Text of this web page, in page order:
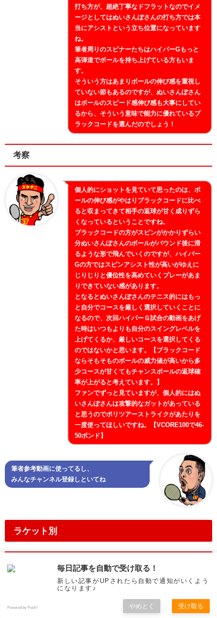
打ち方が、超絶丁寧なドフラットなのでイメ
ージとしてはぬいさんぽさんの打ち方では本
当にアシストという立ち位置になっています
ね。
筆者周りのスピナーたちはハイパーGもっと
高弾道でボールを持ち上げている方もいま
す。
そういう方はあまりボールの伸び感を重視し
ていない節もあるのですが、ぬいさんぽさん
はボールのスピード感伸び感も大事にしてい
るから、そういう意味で能力に優れているブ
ラックコードを選んだのでしょう！
考察
個人的にショットを見ていて思ったのは、ボ
ールの伸び感がやはりブラックコードに比べ
ると収まってきて相手の返球が甘く成りずら
くなっているということですね。
ブラックコードの方がスピンがかかりずらい
分ぬいさんぽさんのボールがバウンド後に滑
るような形で飛んでいくのですが、ハイパー
Gの方ではスピンアシスト性が高いがゆえに
じりじりと優位性を高めていくプレーがあま
りできていない感があります。
となるとぬいさんぽさんのテニス的にはもっ
と自分でコースを厳しく選択していくことに
なるので、次回ハイパーＧ試合の動画をあげ
た時はいつもよりも自分のスイングレベルを
上げてくるか、厳しいコースを選択してくる
のではないかと思います。【ブラックコード
ならそもそものボールの威力値が高いから多
少コースが甘くてもチャンスボールの返球確
率が上がると考えています。】
ファンでずっと見ていますが、個人的にはぬ
いさんぽさんは攻撃的なガットがあっている
と思うのでポリツアーストライクがあたりを
一度使ってほしいですね。【VCORE100で46-
50ポンド】
筆者参考動画に使ってるし、
みんなチャンネル登録しといてね
ラケット別
ピュアドライブVS【2020/07/25】
毎日記事を自動で受け取る！
新しい記事がUPされたら自動で通知がいくよう
になります♪
Powered by Push7 やめとく 受け取る